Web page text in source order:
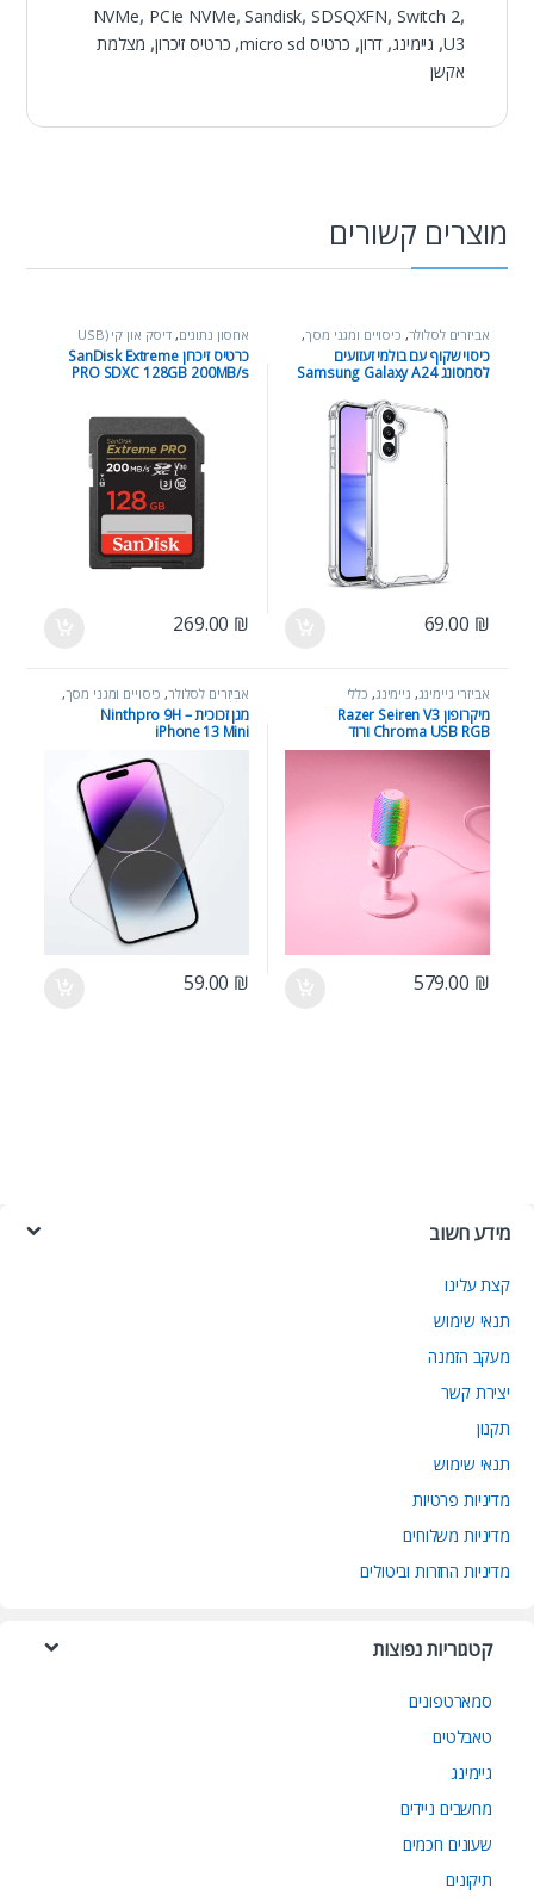
NVMe, PCIe NVMe,Sandisk,SDSQXFN, Switch 2,
U3
, גיימינג, דרון, כרטיס micro sd , כרטיס זיכרון, מצלמת
אקשן
מוצרים קשורים
אביזרים לסלולר, כיסויים ומגני מסך,
כללי
כיסוי שקוף עם בולמי זעזועים
לסמסונג Samsung Galaxy A24
69.00 ₪
אחסון נתונים, דיסק און קי (USB
Flash Drive)
, כללי
כרטיס זיכרון SanDisk Extreme
PRO SDXC 128GB 200MB/s
269.00 ₪
אביזרי גיימינג, גיימינג, כללי
מיקרופון Razer Seiren V3
Chroma USB RGB ורוד
579.00 ₪
אביזרים לסלולר, כיסויים ומגני מסך,
כללי
מגן זכוכית Ninthpro 9H –
iPhone 13 Mini
59.00 ₪
מידע חשוב
קצת עלינו
תנאי שימוש
מעקב הזמנה
יצירת קשר
תקנון
תנאי שימוש
מדיניות פרטיות
מדיניות משלוחים
מדיניות החזרות וביטולים
קטגוריות נפוצות
סמארטפונים
טאבלטים
גיימינג
מחשבים ניידים
שעונים חכמים
תיקונים